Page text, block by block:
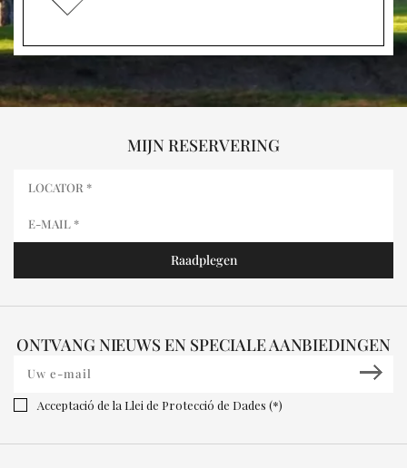
MIJN RESERVERING
ONTVANG NIEUWS EN SPECIALE AANBIEDINGEN
Acceptació de la Llei de Protecció de Dades (*)